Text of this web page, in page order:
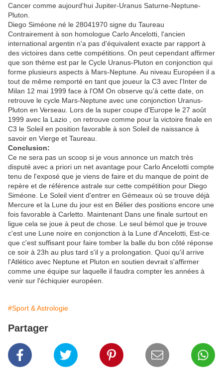
Cancer comme aujourd'hui Jupiter-Uranus Saturne-Neptune-
Pluton.
Diego Siméone né le 28041970 signe du Taureau
Contrairement à son homologue Carlo Ancelotti, l'ancien
international argentin n'a pas d'équivalent exacte par rapport à
des victoires dans cette compétitions. On peut cependant affirmer
que son thème est par le Cycle Uranus-Pluton en conjonction qui
forme plusieurs aspects à Mars-Neptune. Au niveau Européen il a
tout de même remporté en tant que joueur la C3 avec l'Inter de
Milan 12 mai 1999 face à l'OM On observe qu'à cette date, on
retrouve le cycle Mars-Neptune avec une conjonction Uranus-
Pluton en Verseau. Lors de la super coupe d'Europe le 27 août
1999 avec la Lazio , on retrouve comme pour la victoire finale en
C3 le Soleil en position favorable à son Soleil de naissance à
savoir en Vierge et Taureau.
Conclusion:
Ce ne sera pas un scoop si je vous annonce un match très
disputé avec a priori un net avantage pour Carlo Ancelotti compte
tenu de l'exposé que je viens de faire et du manque de point de
repère et de référence astrale sur cette compétition pour Diego
Siméone. Le Soleil vient d'entrer en Gémeaux où se trouve déjà
Mercure et la Lune du jour est en Bélier des positions encore une
fois favorable à Carletto. Maintenant Dans une finale surtout en
ligue cela se joue à peut de chose. Le seul bémol que je trouve
c'est une Lune noire en conjonction à la Lune d'Ancelotti, Est-ce
que c'est suffisant pour faire tomber la balle du bon côté réponse
ce soir à 23h au plus tard s'il y a prolongation. Quoi qu'il arrive
l'Atlético avec Neptune et Pluton en soutien devrait s'affirmer
comme une équipe sur laquelle il faudra compter les années à
venir sur l'échiquier européen.
#Sport & Astrologie
Partager